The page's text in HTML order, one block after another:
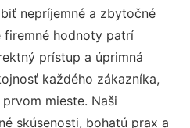
nepríjemné a zbytočné
firemné hodnoty patrí
prístup a úprimná
každého zákazníka,
mieste. Naši
skúsenosti, bohatú prax a